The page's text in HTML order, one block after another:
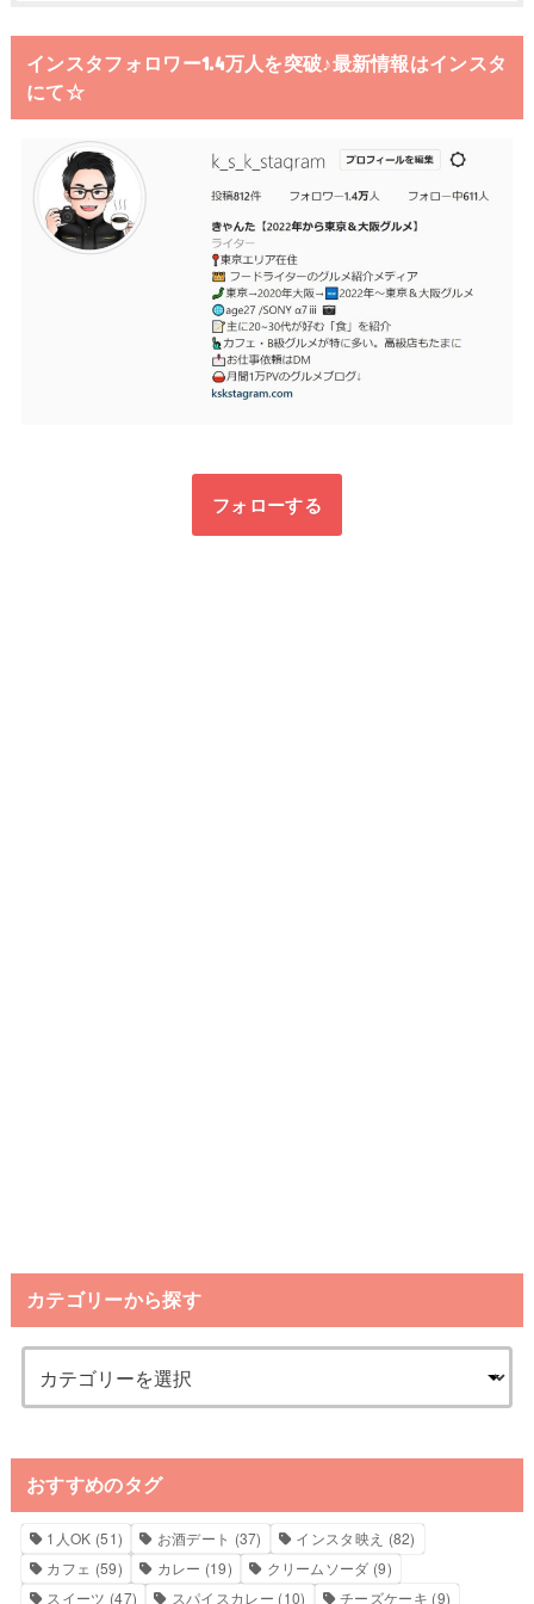
インスタフォロワー1.4万人を突破♪最新情報はインスタ
にて☆
フォローする
カテゴリーから探す
おすすめのタグ
1人OK (51) お酒デート (37) インスタ映え (82)
カフェ (59) カレー (19) クリームソーダ (9)
スイーツ (47) スパイスカレー (10) チーズケーキ (9)